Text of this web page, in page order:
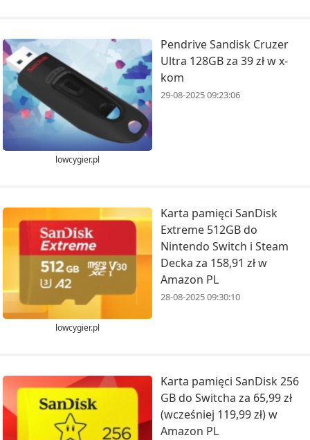
lowcygier.pl
Pendrive Sandisk Cruzer
Ultra 128GB za 39 zł w x-
kom
29-08-2025 09:23:06
lowcygier.pl
Karta pamięci SanDisk
Extreme 512GB do
Nintendo Switch i Steam
Decka za 158,91 zł w
Amazon PL
28-08-2025 09:30:10
Karta pamięci SanDisk 256
GB do Switcha za 65,99 zł
(wcześniej 119,99 zł) w
Amazon PL